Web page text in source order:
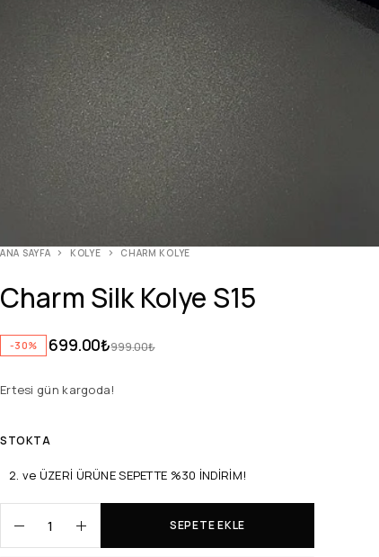
ANA SAYFA KOLYE CHARM KOLYE
Charm Silk Kolye S15
-30% 999.00₺
699.00₺
Ertesi gün kargoda!
STOKTA
2. ve ÜZERİ ÜRÜNE SEPETTE %30 İNDİRİM!
SEPETE EKLE